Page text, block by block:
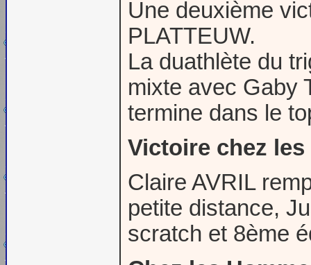
Une deuxième
PLATTEUW.
La duathlète du
mixte avec Gaby
termine dans le
Victoire chez
Claire AVRIL
petite distance,
scratch et 8ème